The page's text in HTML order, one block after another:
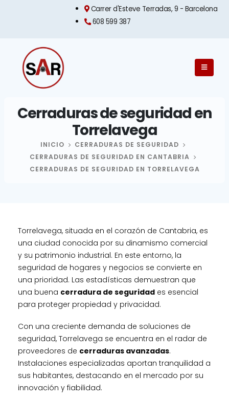
Carrer d'Esteve Terradas, 9 - Barcelona​
608 599 387
Cerraduras de seguridad en
Torrelavega
INICIO
CERRADURAS DE SEGURIDAD
CERRADURAS DE SEGURIDAD EN CANTABRIA
CERRADURAS DE SEGURIDAD EN TORRELAVEGA
Torrelavega, situada en el corazón de Cantabria, es
una ciudad conocida por su dinamismo comercial
y su patrimonio industrial. En este entorno, la
seguridad de hogares y negocios se convierte en
una prioridad. Las estadísticas demuestran que
una buena cerradura de seguridad es esencial
para proteger propiedad y privacidad.
Con una creciente demanda de soluciones de
seguridad, Torrelavega se encuentra en el radar de
proveedores de cerraduras avanzadas.
Instalaciones especializadas aportan tranquilidad a
sus habitantes, destacando en el mercado por su
innovación y fiabilidad.